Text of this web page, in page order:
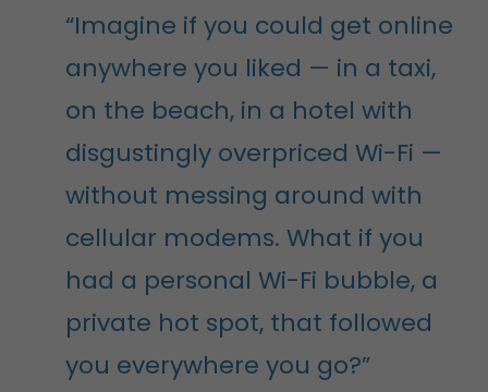
“Imagine if you could get online
anywhere you liked — in a taxi,
on the beach, in a hotel with
disgustingly overpriced Wi-Fi —
without messing around with
cellular modems. What if you
had a personal Wi-Fi bubble, a
private hot spot, that followed
you everywhere you go?”